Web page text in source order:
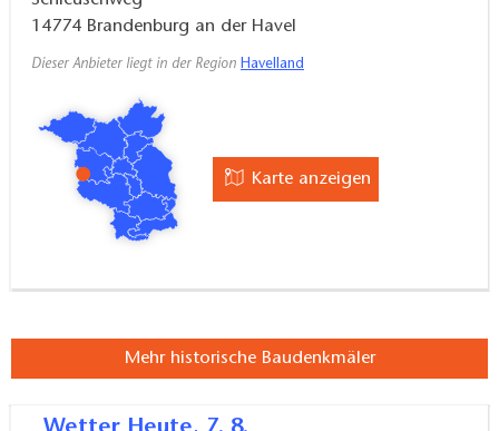
14774 Brandenburg an der Havel
Dieser Anbieter liegt in der Region Havelland
Karte anzeigen
Mehr historische Baudenkmäler